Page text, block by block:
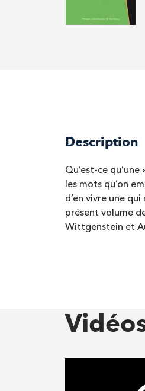
Description
Qu’est-ce
les mots qu’on
d’en vivre une
présent volume
Wittgenstein et